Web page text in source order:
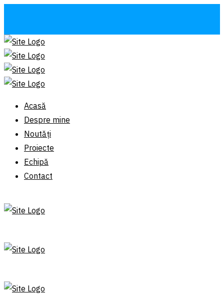
Acasă
Despre mine
Noutăți
Proiecte
Echipă
Contact